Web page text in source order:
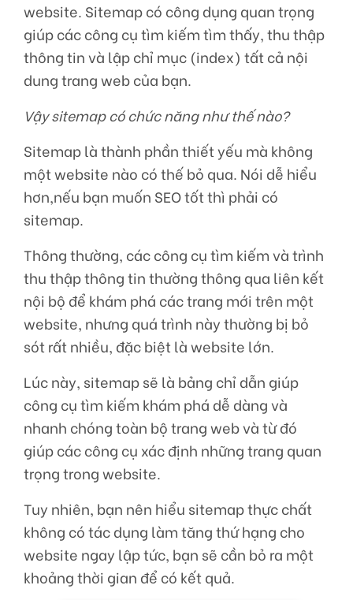
website. Sitemap có công dụng quan trọng
giúp các công cụ tìm kiếm tìm thấy, thu thập
thông tin và lập chỉ mục (index) tất cả nội
dung trang web của bạn.
Vậy sitemap có chức năng như thế nào?
Sitemap là thành phần thiết yếu mà không
một website nào có thế bỏ qua. Nói dễ hiểu
hơn,nếu bạn muốn SEO tốt thì phải có
sitemap.
Thông thường, các công cụ tìm kiếm và trình
thu thập thông tin thường thông qua liên kết
nội bộ để khám phá các trang mới trên một
website, nhưng quá trình này thường bị bỏ
sót rất nhiều, đặc biệt là website lớn.
Lúc này, sitemap sẽ là bảng chỉ dẫn giúp
công cụ tìm kiếm khám phá dễ dàng và
nhanh chóng toàn bộ trang web và từ đó
giúp các công cụ xác định những trang quan
trọng trong website.
Tuy nhiên, bạn nên hiểu sitemap thực chất
không có tác dụng làm tăng thứ hạng cho
website ngay lập tức, bạn sẽ cần bỏ ra một
khoảng thời gian để có kết quả.